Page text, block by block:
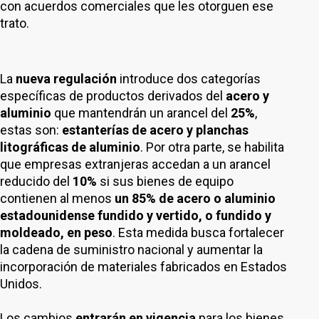
con acuerdos comerciales que les otorguen ese
trato.
La nueva regulación introduce dos categorías
específicas de productos derivados del acero y
aluminio que mantendrán un arancel del 25%,
estas son: estanterías de acero y planchas
litográficas de aluminio. Por otra parte, se habilita
que empresas extranjeras accedan a un arancel
reducido del 10% si sus bienes de equipo
contienen al menos un 85% de acero o aluminio
estadounidense fundido y vertido, o fundido y
moldeado, en peso. Esta medida busca fortalecer
la cadena de suministro nacional y aumentar la
incorporación de materiales fabricados en Estados
Unidos.